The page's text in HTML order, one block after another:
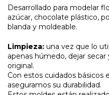
Desarrollado para modelar
azúcar, chocolate plástico,
blanda y moldeable.
Limpieza: una vez que lo
apenas húmedo, dejar
original.
Con estos cuidados
aseguramos su durabilidad.